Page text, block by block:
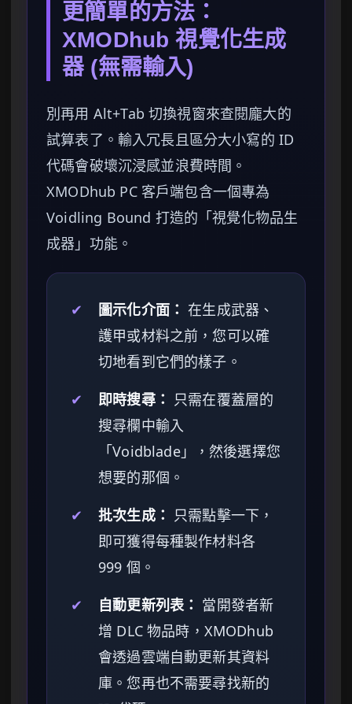
更簡單的方法：
XMODhub 視覺化生成
器 (無需輸入)
別再用 Alt+Tab 切換視窗來查閱龐大的
試算表了。輸入冗長且區分大小寫的 ID
代碼會破壞沉浸感並浪費時間。
XMODhub PC 客戶端包含一個專為
Voidling Bound 打造的「視覺化物品生
成器」功能。
✔ 圖示化介面： 在生成武器、
護甲或材料之前，您可以確
切地看到它們的樣子。
✔
即時搜尋： 只需在覆蓋層的
搜尋欄中輸入
「Voidblade」，然後選擇您
想要的那個。
✔
批次生成： 只需點擊一下，
即可獲得每種製作材料各
999 個。
✔
自動更新列表： 當開發者新
增 DLC 物品時，XMODhub
會透過雲端自動更新其資料
庫。您再也不需要尋找新的